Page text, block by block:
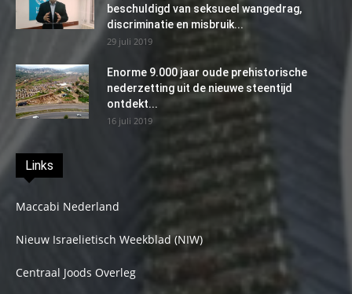
beschuldigd van seksueel wangedrag,
discriminatie en misbruik...
29 juli 2019
Enorme 9.000 jaar oude prehistorische
nederzetting uit de nieuwe steentijd
ontdekt...
16 juli 2019
Links
Maccabi Nederland
Nieuw Israelietisch Weekblad (NIW)
Centraal Joods Overleg